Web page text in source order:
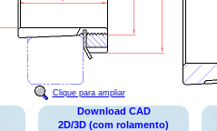
Clique para ampliar
Download CAD
2D/3D (com rolamento)